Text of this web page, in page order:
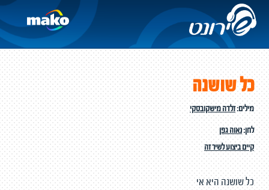
כל שושנה
מילים:זלדה מישקובסקי
לחן:נאוה גפן
קיים ביצוע לשיר זה
כל שושנה היא אי